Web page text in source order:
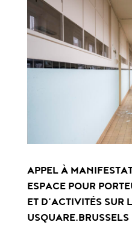
APPEL À
ESPACE POUR
ET D’ACTIVITÉS SUR
USQUARE.BRUSSELS